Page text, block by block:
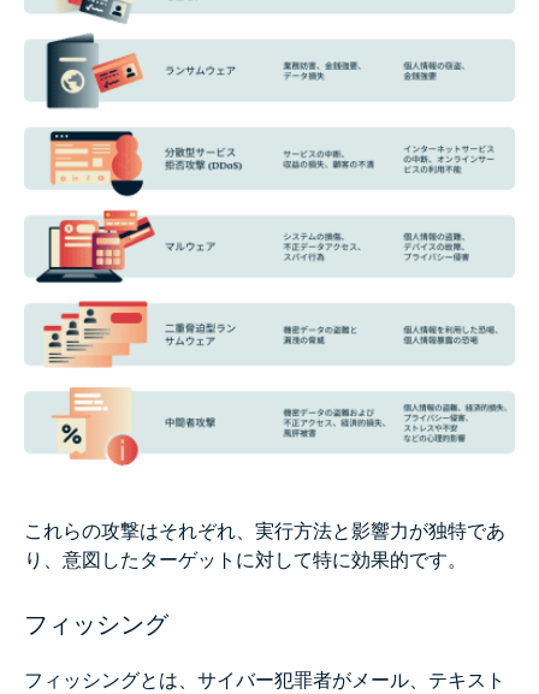
これらの攻撃はそれぞれ、実行方法と影響力が独特であ
り、意図したターゲットに対して特に効果的です。
フィッシング
フィッシングとは、サイバー犯罪者がメール、テキスト